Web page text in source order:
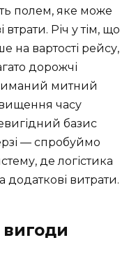
полем, яке може
втрати. Річ у тім, що
на вартості рейсу,
дорожчі
митний
часу
базис
— спробуймо
де логістика
витрати.
вигоди